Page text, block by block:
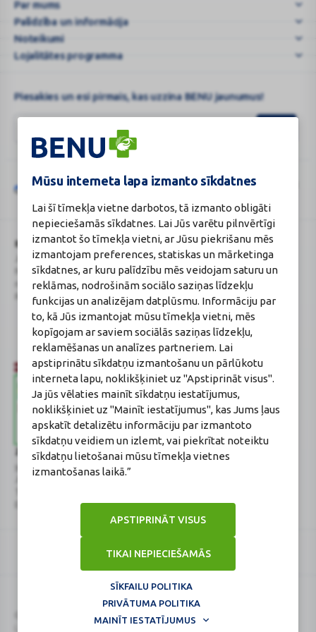
Mūsu interneta lapa izmanto sīkdatnes
Lai šī tīmekļa vietne darbotos, tā izmanto obligāti
nepieciešamās sīkdatnes. Lai Jūs varētu pilnvērtīgi
izmantot šo tīmekļa vietni, ar Jūsu piekrišanu mēs
izmantojam preferences, statiskas un mārketinga
sīkdatnes, ar kuru palīdzību mēs veidojam saturu un
reklāmas, nodrošinām sociālo saziņas līdzekļu
funkcijas un analizējam datplūsmu. Informāciju par
to, kā Jūs izmantojat mūsu tīmekļa vietni, mēs
kopīgojam ar saviem sociālās saziņas līdzekļu,
reklamēšanas un analīzes partneriem. Lai
apstiprinātu sīkdatņu izmantošanu un pārlūkotu
interneta lapu, noklikšķiniet uz "Apstiprināt visus".
Ja jūs vēlaties mainīt sīkdatņu iestatījumus,
noklikšķiniet uz "Mainīt iestatījumus", kas Jums ļaus
apskatīt detalizētu informāciju par izmantoto
sīkdatņu veidiem un izlemt, vai piekrītat noteiktu
sīkdatņu lietošanai mūsu tīmekļa vietnes
izmantošanas laikā.”
TIKAI NEPIECIEŠAMĀS
APSTIPRINĀT VISUS
SĪKFAILU POLITIKA
PRIVĀTUMA POLITIKA
MAINĪT IESTATĪJUMUS
e-
...
Par mums
Palīdzība un informācija
Noteikumi
Lojalitātes programma
Piesakies un esi pirmais, kas uzzina BENU jaunumus!
Google
reCAPTCHA
Šo vietni aizsargā „reCAPTCHA“, un uz to attiecas „Google“
BENU Aptieka Latvija, SIA
Juridiskā adrese / Faktiskā adrese:
Noliktavu iela 5, Dreiliņi, Stopiņu
novads, LV-2130
Reģistrācijas Nr.: 40003252167
Licence
Licences numurs: A00010
E-aptiekas kontakti
Aptiekas vadītāja:
Sertificēta farmaceite: Jeļena
Gončarova
Reģistrācijas Nr.: F-0834
Sertifikāta Nr.: 215.2025
Zāļu valsts aģentūra
www.zva.gov.lv
Jersikas iela 15, Rīga
E-pasts: info@zva.gov.lv
Veselības inspekcija
E-pasts: vi@vi.gov.lv
. Visas tiesības aizsargātas.
Logo